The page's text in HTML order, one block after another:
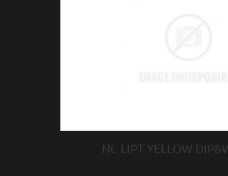
NC LIPT YELLOW